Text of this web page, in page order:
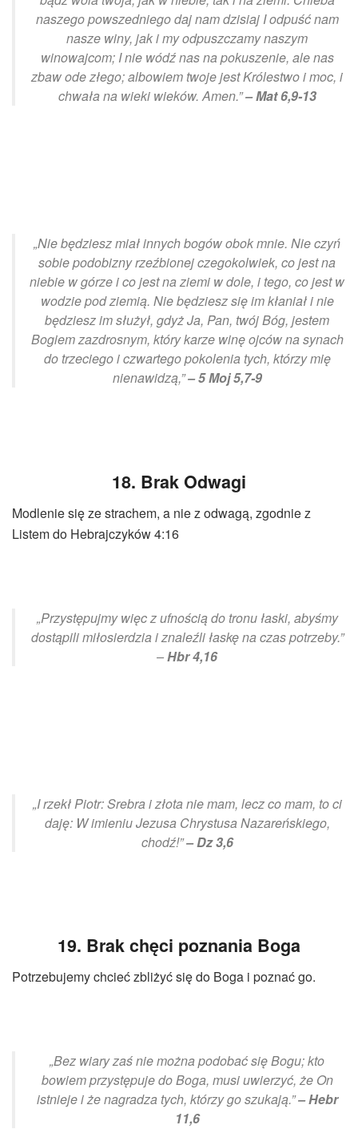
naszego powszedniego daj nam dzisiaj I odpuść nam
nasze winy, jak i my odpuszczamy naszym
winowajcom; I nie wódź nas na pokuszenie, ale nas
zbaw ode złego; albowiem twoje jest Królestwo i moc, i
chwała na wieki wieków. Amen.”– Mat 6,9-13
„Nie będziesz miał innych bogów obok mnie. Nie czyń
sobie podobizny rzeźbionej czegokolwiek, co jest na
niebie w górze i co jest na ziemi w dole, i tego, co jest w
wodzie pod ziemią. Nie będziesz się im kłaniał i nie
będziesz im służył, gdyż Ja, Pan, twój Bóg, jestem
Bogiem zazdrosnym, który karze winę ojców na synach
do trzeciego i czwartego pokolenia tych, którzy mię
nienawidzą,”– 5 Moj 5,7-9
18. Brak Odwagi
Modlenie się ze strachem, a nie z odwagą, zgodnie z
Listem do Hebrajczyków 4:16
„Przystępujmy więc z ufnością do tronu łaski, abyśmy
dostąpili miłosierdzia i znaleźli łaskę na czas potrzeby.”
–Hbr 4,16
„I rzekł Piotr: Srebra i złota nie mam, lecz co mam, to ci
daję: W imieniu Jezusa Chrystusa Nazareńskiego,
chodź!”– Dz 3,6
19. Brak chęci poznania Boga
Potrzebujemy chcieć zbliżyć się do Boga i poznać go.
„Bez wiary zaś nie można podobać się Bogu; kto
bowiem przystępuje do Boga, musi uwierzyć, że On
istnieje i że nagradza tych, którzy go szukają.”– Hebr
11,6